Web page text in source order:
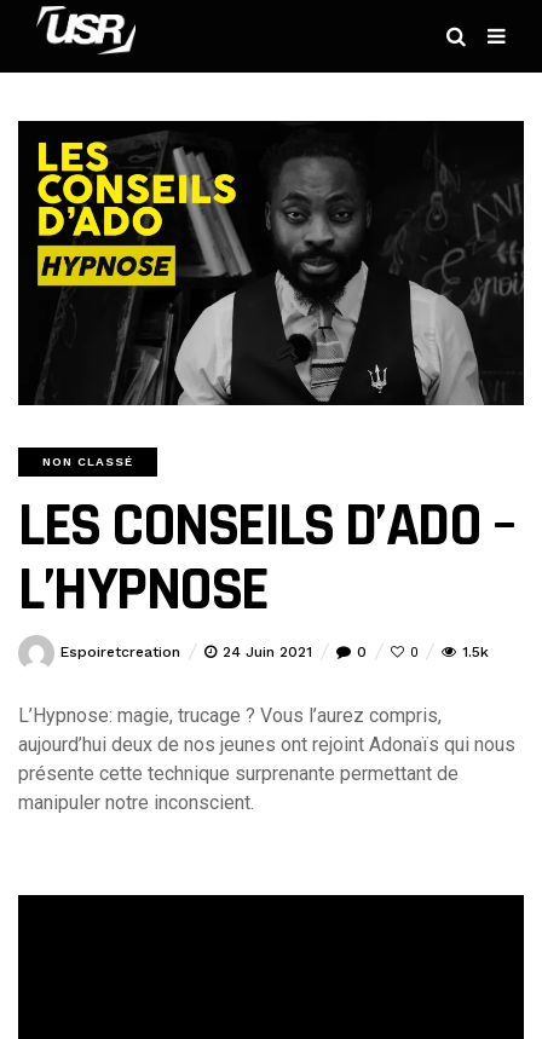
NON CLASSÉ
LES CONSEILS D’ADO –
L’HYPNOSE
Espoiretcreation 24 Juin 2021 0 0 1.5k
L’Hypnose: magie, trucage ? Vous l’aurez compris,
aujourd’hui deux de nos jeunes ont rejoint Adonaïs qui nous
présente cette technique surprenante permettant de
manipuler notre inconscient.